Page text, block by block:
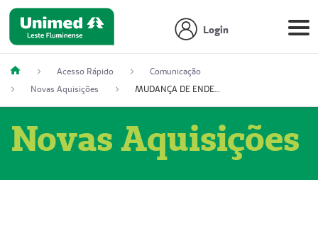
Login
Acesso Rápido
Comunicação
Novas Aquisições
MUDANÇA DE ENDEREÇO - DIAGITAB SERVIÇOS MÉDICOS LTDA (54003267-5)
Novas Aquisições